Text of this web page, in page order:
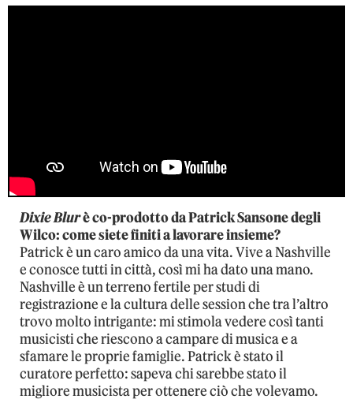
Dixie Blurè co-prodotto da Patrick Sansone degli
Wilco: come siete finiti a lavorare insieme?
Patrick è un caro amico da una vita. Vive a Nashville
e conosce tutti in città, così mi ha dato una mano.
Nashville è un terreno fertile per studi di
registrazione e la cultura delle session che tra l’altro
trovo molto intrigante: mi stimola vedere così tanti
musicisti che riescono a campare di musica e a
sfamare le proprie famiglie. Patrick è stato il
curatore perfetto: sapeva chi sarebbe stato il
migliore musicista per ottenere ciò che volevamo.